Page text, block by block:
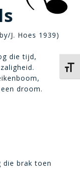
J. Hoes 1939)
die tijd,
droom.
die brak toen